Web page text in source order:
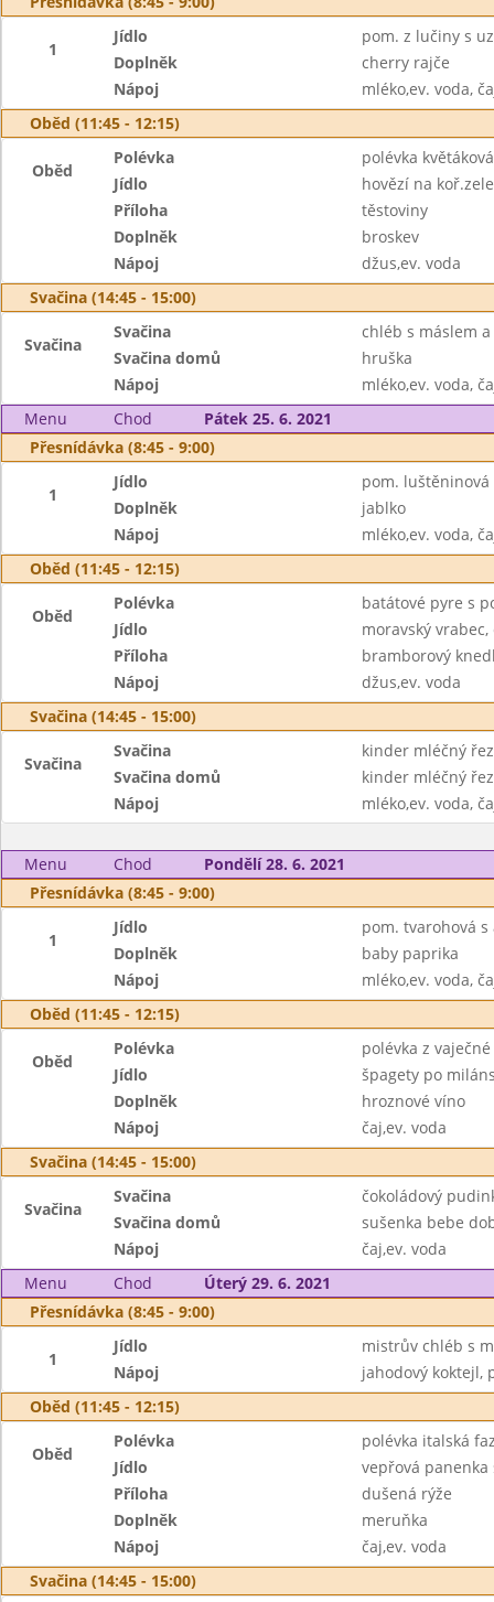
1
Jídlo
pom. z lučiny s
Doplněk
cherry rajče
Nápoj
mléko,ev. voda,
Oběd (11:45 - 12:15)
Oběd
Polévka
polévka květáková
Jídlo
hovězí na
Příloha
těstoviny
Doplněk
broskev
Nápoj
džus,ev. voda
Svačina (14:45 - 15:00)
Svačina
Svačina
chléb s máslem
Svačina domů
hruška
Nápoj
mléko,ev. voda,
Menu
Chod
Pátek 25. 6. 2021
Přesnídávka (8:45 - 9:00)
1
Jídlo
pom. luštěninová
Doplněk
jablko
Nápoj
mléko,ev. voda,
Oběd (11:45 - 12:15)
Oběd
Polévka
batátové pyre s
Jídlo
moravský
Příloha
bramborový
Nápoj
džus,ev. voda
Svačina (14:45 - 15:00)
Svačina
Svačina
kinder mléčný
Svačina domů
kinder mléčný řez
Nápoj
mléko,ev. voda,
Menu Chod
Pondělí 28. 6. 2021
Přesnídávka (8:45 - 9:00)
1
Jídlo
pom. tvarohová
Doplněk
baby paprika
Nápoj
mléko,ev. voda,
Oběd (11:45 - 12:15)
Oběd
Polévka
polévka z
Jídlo
špagety po
Doplněk
hroznové víno
Nápoj
čaj,ev. voda
Svačina (14:45 - 15:00)
Svačina
Svačina
čokoládový
Svačina domů
sušenka bebe
Nápoj
čaj,ev. voda
Menu
Chod
Úterý 29. 6. 2021
Přesnídávka (8:45 - 9:00)
1
Jídlo
mistrův chléb s
Nápoj
jahodový koktejl,
Oběd (11:45 - 12:15)
Oběd
Polévka
polévka italská
Jídlo
vepřová
Příloha
dušená rýže
Doplněk
meruňka
Nápoj
čaj,ev. voda
Svačina (14:45 - 15:00)